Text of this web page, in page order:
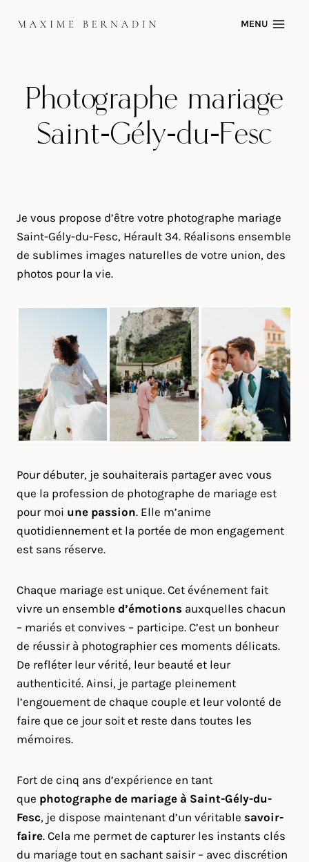
MENU
Photographe mariage
Saint-Gély-du-Fesc
Je vous propose d’être votre photographe mariage
Saint-Gély-du-Fesc, Hérault 34. Réalisons ensemble
de sublimes images naturelles de votre union, des
photos pour la vie.
Pour débuter, je souhaiterais partager avec vous
que la profession de photographe de mariage est
pour moi une passion. Elle m’anime
quotidiennement et la portée de mon engagement
est sans réserve.
Chaque mariage est unique. Cet événement fait
vivre un ensemble d’émotions auxquelles chacun
– mariés et convives – participe. C’est un bonheur
de réussir à photographier ces moments délicats.
De refléter leur vérité, leur beauté et leur
authenticité. Ainsi, je partage pleinement
l’engouement de chaque couple et leur volonté de
faire que ce jour soit et reste dans toutes les
mémoires.
Fort de cinq ans d’expérience en tant
que photographe de mariage à Saint-Gély-du-
Fesc, je dispose maintenant d’un véritable savoir-
faire. Cela me permet de capturer les instants clés
du mariage tout en sachant saisir – avec discrétion